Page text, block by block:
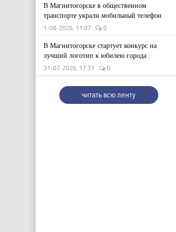
В Магнитогорске в общественном
транспорте украли мобильный телефон
1-08-2026, 11:07 0
В Магнитогорске стартует конкурс на
лучший логотип к юбилею города
31-07-2026, 17:31 0
читать всю ленту